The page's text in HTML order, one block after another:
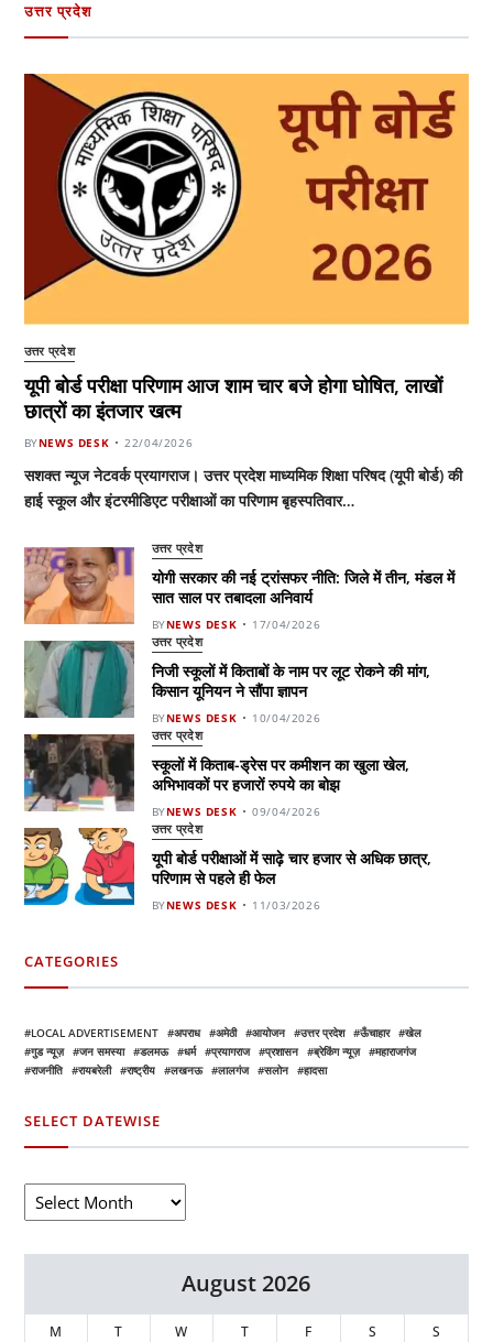
उत्तर प्रदेश
उत्तर प्रदेश
यूपी बोर्ड परीक्षा परिणाम आज शाम चार बजे होगा घोषित, लाखों
छात्रों का इंतजार खत्म
BYNEWS DESK 22/04/2026
सशक्त न्यूज नेटवर्क प्रयागराज। उत्तर प्रदेश माध्यमिक शिक्षा परिषद (यूपी बोर्ड) की
हाई स्कूल और इंटरमीडिएट परीक्षाओं का परिणाम बृहस्पतिवार…
उत्तर प्रदेश
योगी सरकार की नई ट्रांसफर नीति: जिले में तीन, मंडल में
सात साल पर तबादला अनिवार्य
BYNEWS DESK 17/04/2026
उत्तर प्रदेश
निजी स्कूलों में किताबों के नाम पर लूट रोकने की मांग,
किसान यूनियन ने सौंपा ज्ञापन
BYNEWS DESK 10/04/2026
उत्तर प्रदेश
स्कूलों में किताब-ड्रेस पर कमीशन का खुला खेल,
अभिभावकों पर हजारों रुपये का बोझ
BYNEWS DESK 09/04/2026
उत्तर प्रदेश
यूपी बोर्ड परीक्षाओं में साढ़े चार हजार से अधिक छात्र,
परिणाम से पहले ही फेल
BYNEWS DESK 11/03/2026
CATEGORIES
LOCAL ADVERTISEMENT अपराध अमेठी आयोजन उत्तर प्रदेश ऊँचाहार
खेल
गुड न्यूज़
जन समस्या डलमऊ धर्म प्रयागराज प्रशासन ब्रेकिंग न्यूज़
महाराजगंज
राजनीति
रायबरेली राष्ट्रीय लखनऊ लालगंज सलोन हादसा
SELECT DATEWISE
August 2026
M T W T F S S